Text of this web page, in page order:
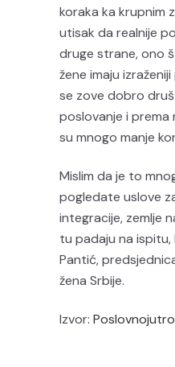
koraka ka krupnim
utisak da realnije
druge strane, ono
žene imaju
se zove dobro
poslovanje i prema
su mnogo manje
Mislim da je to
pogledate uslove
integracije, zemlje
tu padaju na ispitu,
Pantić,
žena Srbije.
Izvor: